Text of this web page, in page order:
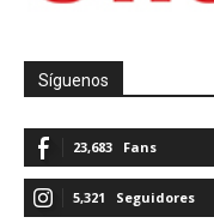
Síguenos
23,683 Fans
5,321 Seguidores